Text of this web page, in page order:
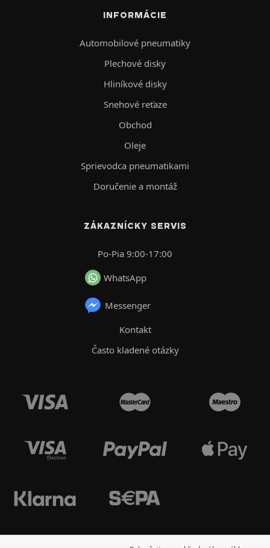
INFORMÁCIE
Automobilové pneumatiky
Plechové disky
Hliníkové disky
Snehové reťaze
Obchod
Oleje
Sprievodca pneumatikami
Doručenie a montáž
ZÁKAZNÍCKY SERVIS
Po-Pia 9:00-17:00
WhatsApp
Messenger
Kontakt
Často kladené otázky